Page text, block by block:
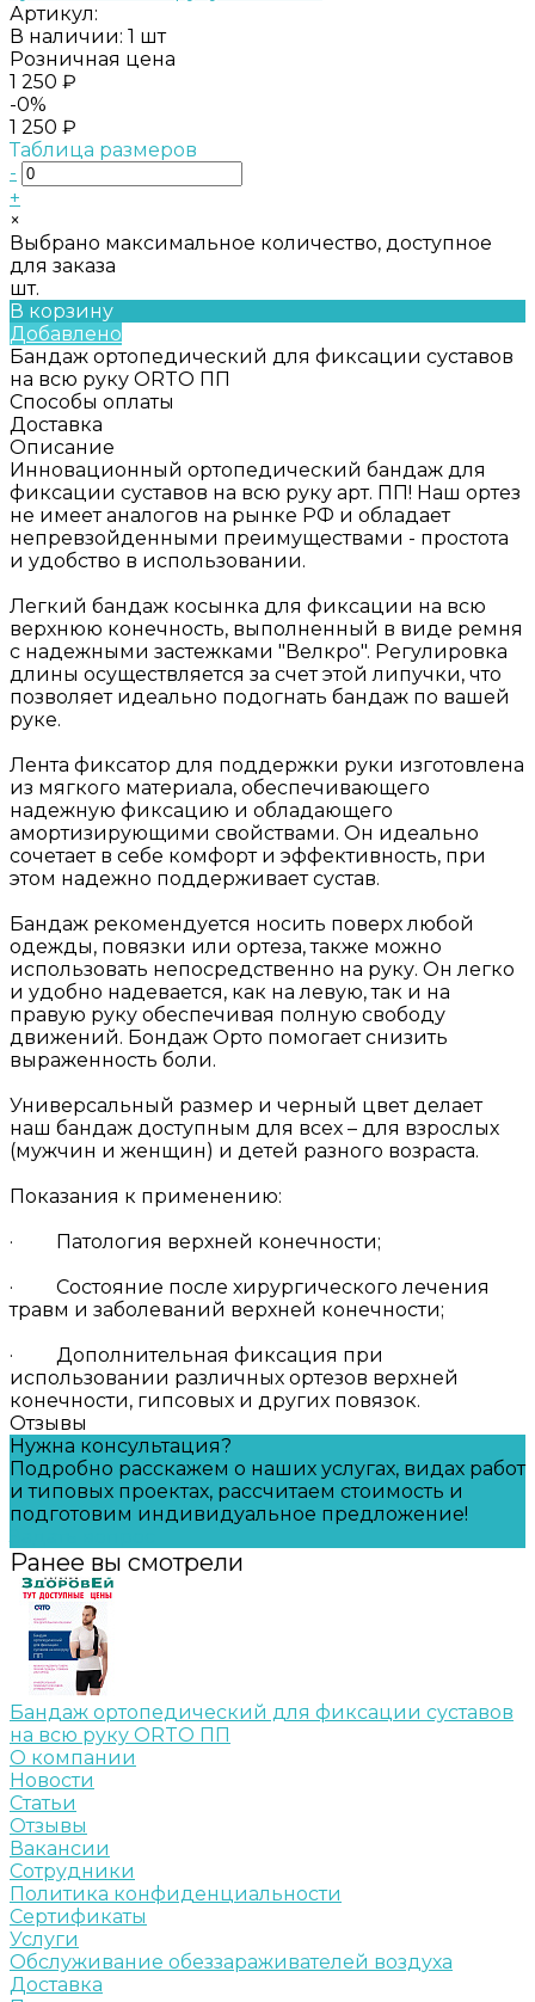
Артикул:
В наличии: 1 шт
Розничная цена
1 250 ₽
-0%
1 250 ₽
Таблица размеров
-
+
×
Выбрано максимальное количество, доступное
для заказа
шт.
В корзину
Добавлено
Бандаж ортопедический для фиксации суставов
на всю руку ORTO ПП
Способы оплаты
Доставка
Описание
Инновационный ортопедический бандаж для
фиксации суставов на всю руку арт. ПП! Наш ортез
не имеет аналогов на рынке РФ и обладает
непревзойденными преимуществами - простота
и удобство в использовании.
Легкий бандаж косынка для фиксации на всю
верхнюю конечность, выполненный в виде ремня
с надежными застежками "Велкро". Регулировка
длины осуществляется за счет этой липучки, что
позволяет идеально подогнать бандаж по вашей
руке.
Лента фиксатор для поддержки руки изготовлена
из мягкого материала, обеспечивающего
надежную фиксацию и обладающего
амортизирующими свойствами. Он идеально
сочетает в себе комфорт и эффективность, при
этом надежно поддерживает сустав.
Бандаж рекомендуется носить поверх любой
одежды, повязки или ортеза, также можно
использовать непосредственно на руку. Он легко
и удобно надевается, как на левую, так и на
правую руку обеспечивая полную свободу
движений. Бондаж Орто помогает снизить
выраженность боли.
Универсальный размер и черный цвет делает
наш бандаж доступным для всех – для взрослых
(мужчин и женщин) и детей разного возраста.
Показания к применению:
· Патология верхней конечности;
· Состояние после хирургического лечения
травм и заболеваний верхней конечности;
· Дополнительная фиксация при
использовании различных ортезов верхней
конечности, гипсовых и других повязок.
Отзывы
Нужна консультация?
Подробно расскажем о наших услугах, видах работ
и типовых проектах, рассчитаем стоимость и
подготовим индивидуальное предложение!
Ранее вы смотрели
Бандаж ортопедический для фиксации суставов
на всю руку ORTO ПП
О компании
Новости
Статьи
Отзывы
Вакансии
Сотрудники
Политика конфиденциальности
Сертификаты
Услуги
Обслуживание обеззараживателей воздуха
Доставка